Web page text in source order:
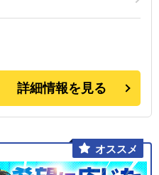
詳細情報を見る